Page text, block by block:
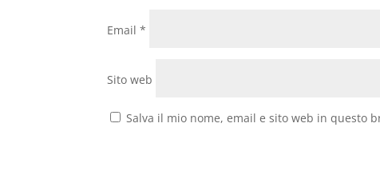
Email*
Sito web
Salva il mio nome, email e sito web in questo